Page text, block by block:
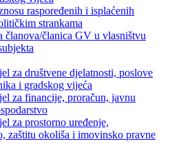
raspoređenih i isplaćenih
strankama
članova/članica GV u vlasništvu
za društvene djelatnosti, poslove
i gradskog vijeća
za financije, proračun, javnu
za prostorno uređenje,
zaštitu okoliša i imovinsko pravne